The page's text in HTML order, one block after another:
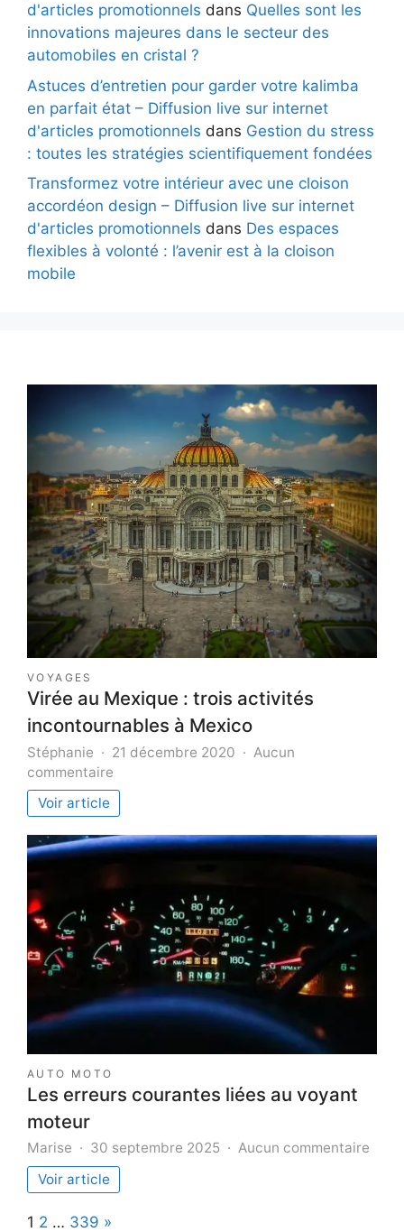
d'articles promotionnels dans Quelles sont les
innovations majeures dans le secteur des
automobiles en cristal ?
Astuces d’entretien pour garder votre kalimba
en parfait état – Diffusion live sur internet
d'articles promotionnels dans Gestion du stress
: toutes les stratégies scientifiquement fondées
Transformez votre intérieur avec une cloison
accordéon design – Diffusion live sur internet
d'articles promotionnels dans Des espaces
flexibles à volonté : l’avenir est à la cloison
mobile
VOYAGES
Virée au Mexique : trois activités
incontournables à Mexico
Stéphanie 21 décembre 2020
Aucun
commentaire
Virée
au
trois
incontournables
à
Mexico
Voir article
AUTO MOTO
Les erreurs courantes liées au voyant
moteur
Marise 30 septembre 2025 Aucun commentaire
Voir article
Page:
1 2 … 339 Next
»